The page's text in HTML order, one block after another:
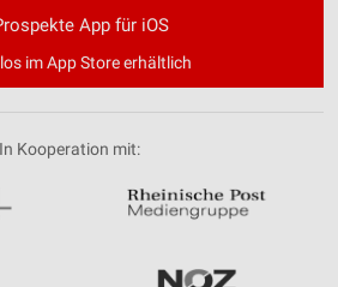
App für iOS
im App Store erhältlich
In Kooperation mit: